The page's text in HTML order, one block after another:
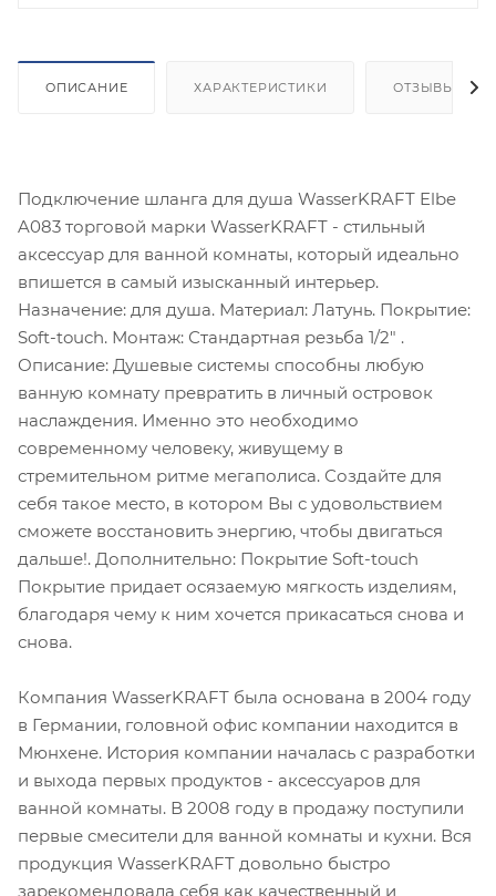
ОПИСАНИЕ ХАРАКТЕРИСТИКИ ОТЗЫВЫ
Подключение шланга для душа WasserKRAFT Elbe
A083 торговой марки WasserKRAFT - стильный
аксессуар для ванной комнаты, который идеально
впишется в самый изысканный интерьер.
Назначение: для душа. Материал: Латунь. Покрытие:
Soft-touch. Монтаж: Стандартная резьба 1/2" .
Описание: Душевые системы способны любую
ванную комнату превратить в личный островок
наслаждения. Именно это необходимо
современному человеку, живущему в
стремительном ритме мегаполиса. Создайте для
себя такое место, в котором Вы с удовольствием
сможете восстановить энергию, чтобы двигаться
дальше!. Дополнительно: Покрытие Soft-touch
Покрытие придает осязаемую мягкость изделиям,
благодаря чему к ним хочется прикасаться снова и
снова.
Компания WasserKRAFT была основана в 2004 году
в Германии, головной офис компании находится в
Мюнхене. История компании началась с разработки
и выхода первых продуктов - аксессуаров для
ванной комнаты. В 2008 году в продажу поступили
первые смесители для ванной комнаты и кухни. Вся
продукция WasserKRAFT довольно быстро
зарекомендовала себя как качественный и